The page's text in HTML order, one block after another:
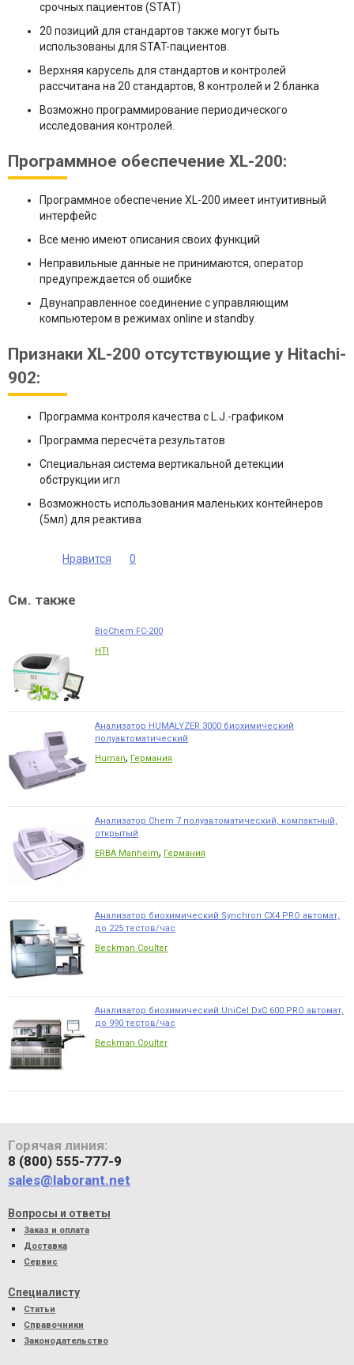
срочных пациентов (STAT)
20 позиций для стандартов также могут быть
использованы для STAT-пациентов.
Верхняя карусель для стандартов и контролей
рассчитана на 20 стандартов, 8 контролей и 2 бланка
Возможно программирование периодического
исследования контролей.
Программное обеспечение XL-200:
Программное обеспечение XL-200 имеет интуитивный
интерфейс
Все меню имеют описания своих функций
Неправильные данные не принимаются, оператор
предупреждается об ошибке
Двунаправленное соединение с управляющим
компьютером в режимах online и standby.
Признаки XL-200 отсутствующие у Hitachi-
902:
Программа контроля качества с L.J.-графиком
Программа пересчёта результатов
Специальная система вертикальной детекции
обструкции игл
Возможность использования маленьких контейнеров
(5мл) для реактива
Нравится 0
См. также
BioChem FC-200
HTI
Анализатор HUMALYZER 3000 биохимический
полуавтоматический
Human, Германия
Анализатор Chem 7 полуавтоматический, компактный,
открытый
ERBA Manheim, Германия
Анализатор биохимический Synchron CX4 PRO автомат,
до 225 тестов/час
Beckman Coulter
Анализатор биохимический UniCel DxC 600 PRO автомат,
до 990 тестов/час
Beckman Coulter
Горячая линия:
8 (800) 555-777-9
sales@laborant.net
Вопросы и ответы
Заказ и оплата
Доставка
Сервис
Специалисту
Статьи
Справочники
Законодательство